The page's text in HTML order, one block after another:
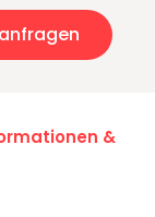
anfragen
&